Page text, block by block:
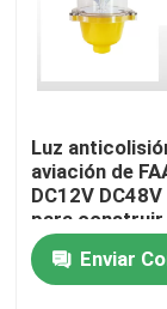
Productos
Sobre
Luz
aviación de
DC12V DC48V
para construir
Enviar